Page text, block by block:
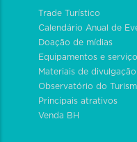
Trade Turístico
Calendário Anual de
Doação de mídias
Equipamentos e
Materiais de divulgação
Observatório do
Principais atrativos
Venda BH